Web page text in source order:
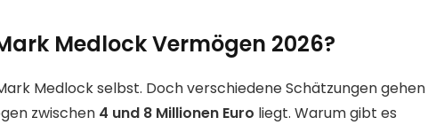
Medlock Vermögen 2026?
Medlock selbst. Doch verschiedene Schätzungen gehen
zwischen 4 und 8 Millionen Euro liegt. Warum gibt es